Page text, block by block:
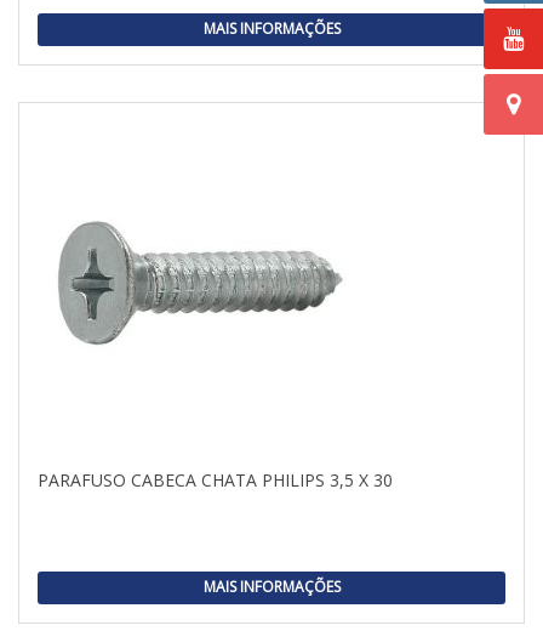
MAIS INFORMAÇÕES
PARAFUSO CABECA CHATA PHILIPS 3,5 X 30
MAIS INFORMAÇÕES